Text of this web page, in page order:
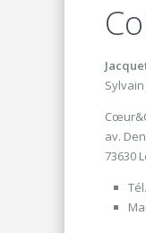
Sylvain
av.
73630